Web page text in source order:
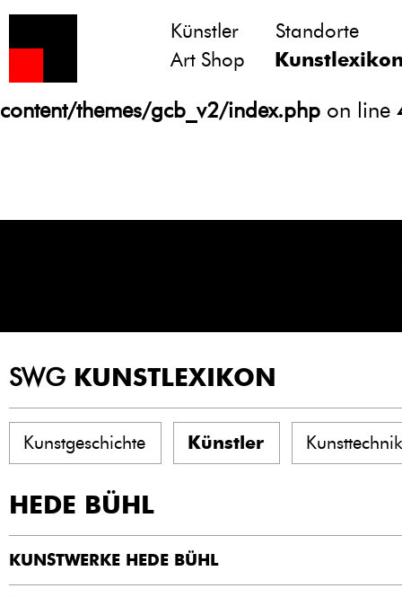
Notice
: Undefined variable: atts in
/homepages/21/d13550920/htdocs/
content/themes/gcb_v2/index.php on line
Künstler
Standorte
Art Shop
SWG KUNSTLEXIKON
Kunstgeschichte Künstler
HEDE BÜHL
KUNSTWERKE HEDE BÜHL